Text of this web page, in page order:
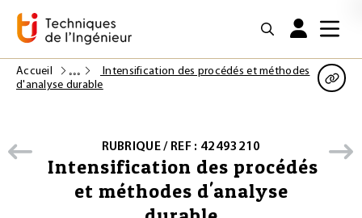
Accueil
Intensification des procédés et méthodes
d'analyse durable
RUBRIQUE / REF : 42493210
Intensification des procédés
et méthodes d'analyse